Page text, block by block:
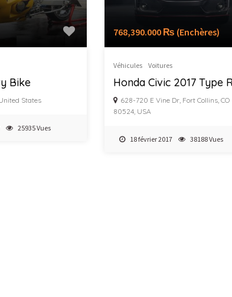
Bike
States
25935 Vues
768,390.000 ₨ (Enchères)
Véhicules Voitures
Honda Civic 2017 Type R
628-720 E Vine Dr, Fort Collins, CO
80524, USA
18 février 2017 38188 Vues